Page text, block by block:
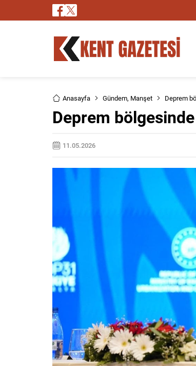
Anasayfa Gündem, Manşet Deprem
Deprem
11.05.2026